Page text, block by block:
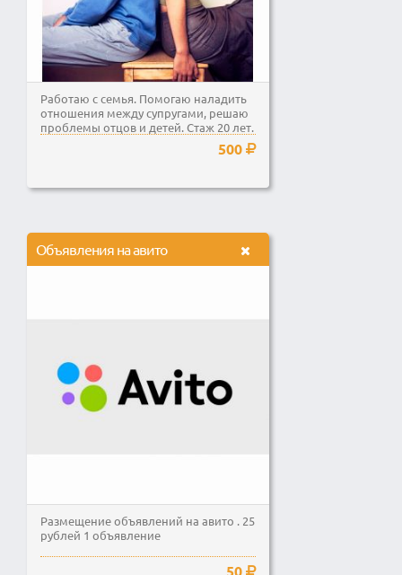
Работаю с семья. Помогаю наладить
отношения между супругами, решаю
проблемы отцов и детей. Стаж 20 лет.
500
Объявления на авито
Размещение объявлений на авито . 25
рублей 1 объявление
50